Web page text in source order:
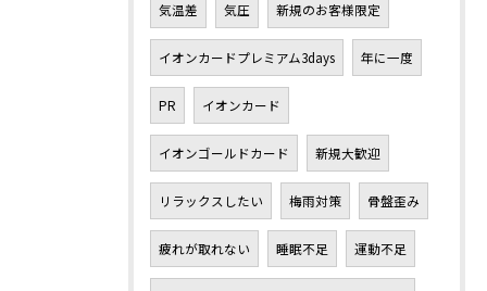
気温差 気圧 新規のお客様限定
イオンカードプレミアム3days 年に一度
PR イオンカード
イオンゴールドカード 新規大歓迎
リラックスしたい 梅雨対策 骨盤歪み
疲れが取れない 睡眠不足 運動不足